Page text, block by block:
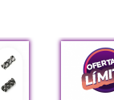
Transformer
Authentic